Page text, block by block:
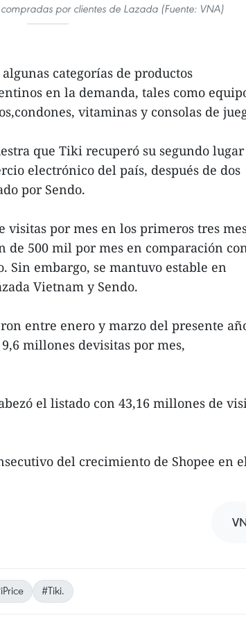
por clientes de Lazada (Fuente: VNA)
categorías de productos
en la demanda, tales como
vitaminas y consolas de
que Tiki recuperó su segundo
electrónico del país, después de dos
por Sendo.
por mes en los primeros tres
500 mil por mes en comparación
Sin embargo, se mantuvo estable en
Vietnam y Sendo.
entre enero y marzo del presente
millones devisitas por mes,
el listado con 43,16 millones de
del crecimiento de Shopee en
#Tiki.